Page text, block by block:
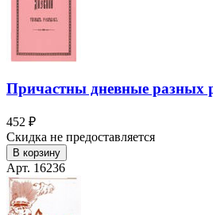
Причастны дневные разных
452 ₽
Скидка не предоставляется
В корзину
Арт. 16236